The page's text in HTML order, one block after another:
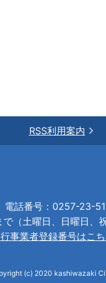
RSS利用案内
電話番号：0257-23-
（土曜日、日曜日、
事業者登録番号はこ
(c) 2020 kashiwazaki